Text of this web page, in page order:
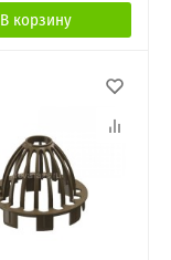
В корзину